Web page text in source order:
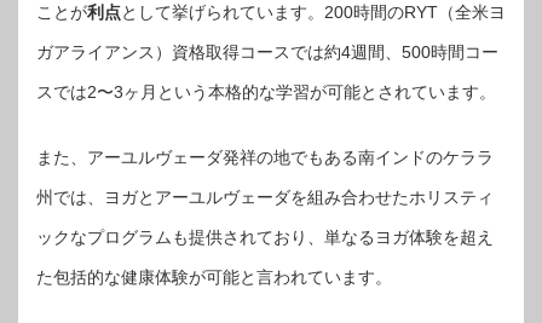
ことが利点として挙げられています。200時間のRYT（全米ヨ
ガアライアンス）資格取得コースでは約4週間、500時間コー
スでは2〜3ヶ月という本格的な学習が可能とされています。
また、アーユルヴェーダ発祥の地でもある南インドのケララ
州では、ヨガとアーユルヴェーダを組み合わせたホリスティ
ックなプログラムも提供されており、単なるヨガ体験を超え
た包括的な健康体験が可能と言われています。